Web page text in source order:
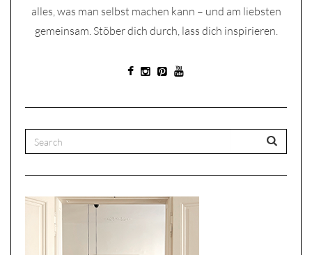
alles, was man selbst machen kann – und am liebsten
gemeinsam. Stöber dich durch, lass dich inspirieren.